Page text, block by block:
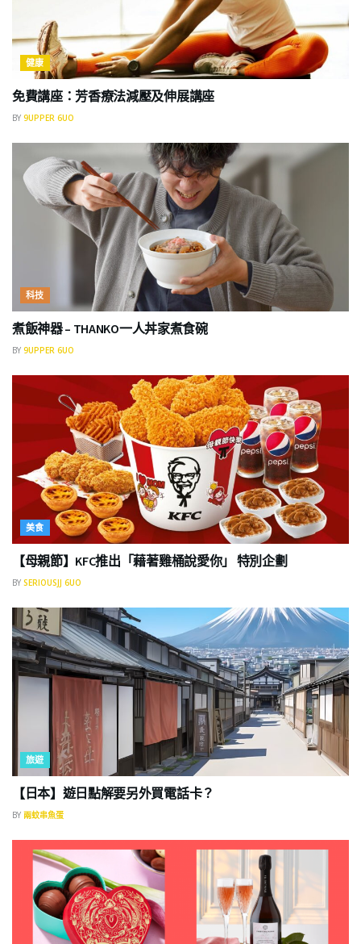
健康
免費講座：芳香療法減壓及伸展講座
BY 9UPPER 6UO
科技
煮飯神器 – THANKO一人丼家煮食碗
BY 9UPPER 6UO
美食
【母親節】KFC推出「藉著雞桶說愛你」 特別企劃
BY SERIOUSJJ 6UO
旅遊
【日本】遊日點解要另外買電話卡？
BY 兩蚊串魚蛋